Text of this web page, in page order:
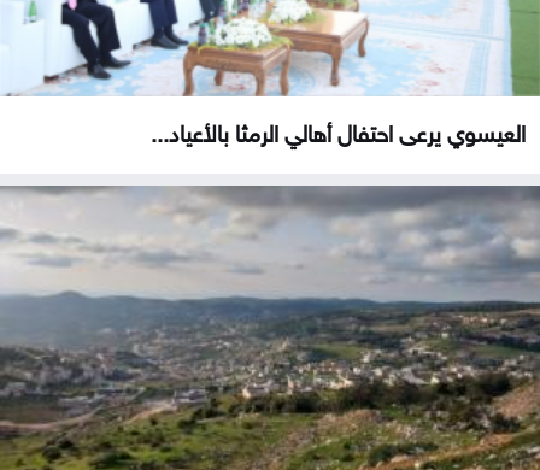
العيسوي يرعى احتفال أهالي الرمثا بالأعياد...